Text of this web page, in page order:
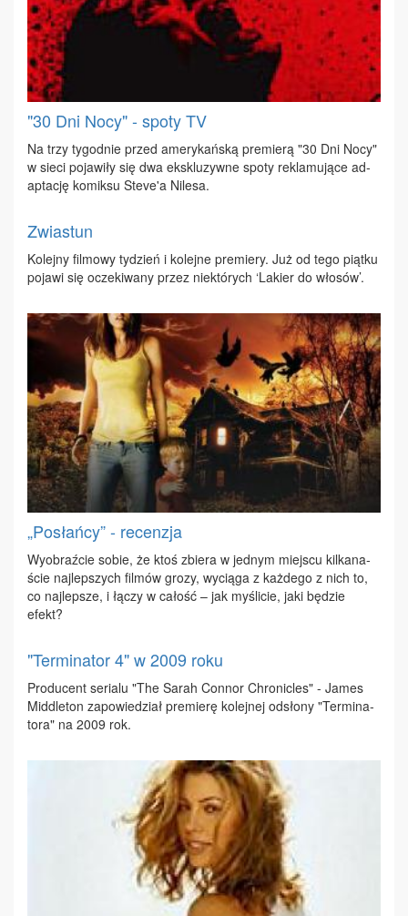
"30 Dni Nocy" - spoty TV
Na trzy ty­go­dnie przed ame­ry­kań­ską pre­mie­rą "30 Dni No­cy"
w sie­ci po­ja­wi­ły się dwa eks­klu­zyw­ne spo­ty re­kla­mu­ją­ce ad­
ap­ta­cję ko­mik­su Ste­ve'a Ni­le­sa.
Zwiastun
Ko­lej­ny fil­mo­wy ty­dzień i ko­lej­ne pre­mie­ry. Już od te­go piąt­ku
po­ja­wi się ocze­ki­wa­ny przez nie­któ­rych ‘La­kier do wło­sów’.
„Posłańcy” - recenzja
Wy­obraź­cie so­bie, że ktoś zbie­ra w jed­nym miej­scu kil­ka­na­
ście naj­lep­szych fil­mów gro­zy, wy­cią­ga z każ­de­go z nich to,
co naj­lep­sze, i łą­czy w ca­łość – jak my­śli­cie, ja­ki bę­dzie
efekt?
"Terminator 4" w 2009 roku
Pro­du­cent se­ria­lu "The Sa­rah Con­nor Chro­nic­les" - Ja­mes
Mid­dle­ton za­po­wie­dział pre­mie­rę ko­lej­nej od­sło­ny "Ter­mi­na­
to­ra" na 2009 rok.